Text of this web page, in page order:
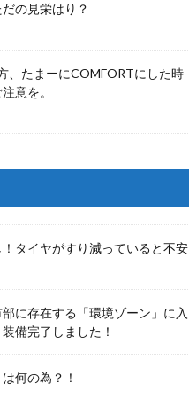
の見栄はり？
、たまーにCOMFORTにした時
意を。
タイヤがすり減っていると不安
に存在する「環境ゾーン」に入
備完了しました！
何の為？！